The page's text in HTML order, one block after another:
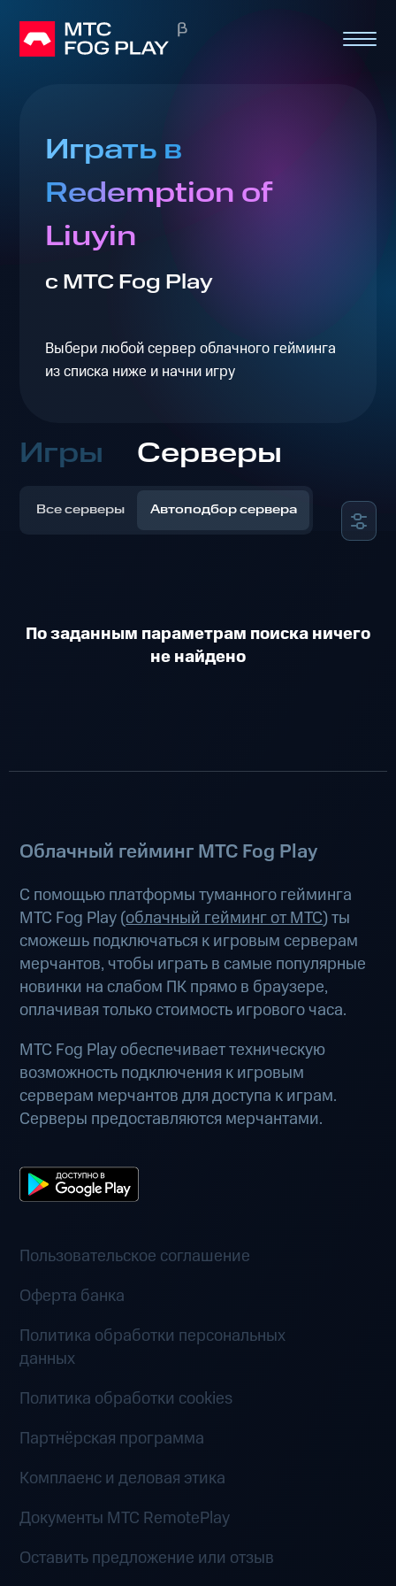
Играть в
Redemption of
Liuyin
с МТС Fog Play
Выбери любой сервер облачного гейминга
из списка ниже и начни игру
Игры Серверы
Все серверы Автоподбор сервера
По заданным параметрам поиска ничего
не найдено
Облачный гейминг МТС Fog Play
С помощью платформы туманного гейминга
МТС Fog Play (облачный гейминг от МТС) ты
сможешь подключаться к игровым серверам
мерчантов, чтобы играть в самые популярные
новинки на слабом ПК прямо в браузере,
оплачивая только стоимость игрового часа.
МТС Fog Play обеспечивает техническую
возможность подключения к игровым
серверам мерчантов для доступа к играм.
Серверы предоставляются мерчантами.
Пользовательское соглашение
Оферта банка
Политика обработки персональных
данных
Политика обработки cookies
Партнёрская программа
Комплаенс и деловая этика
Документы MTC RemotePlay
Оставить предложение или отзыв